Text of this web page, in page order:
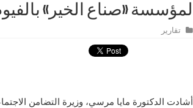
لمؤسسة «صناع الخير»
تقارير
أشادت الدكتورة مايا مرسي، وزيرة التضامن